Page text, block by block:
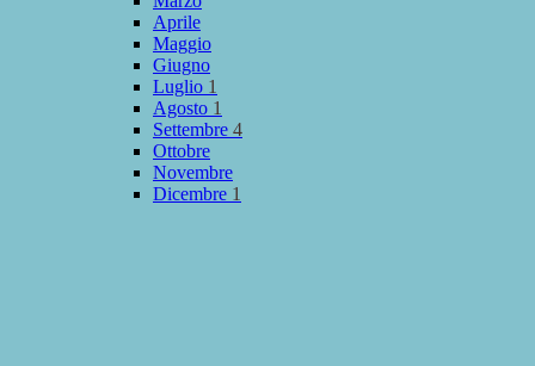
Aprile
Maggio
Giugno
Luglio 1
Agosto 1
Settembre 4
Ottobre
Novembre
Dicembre 1